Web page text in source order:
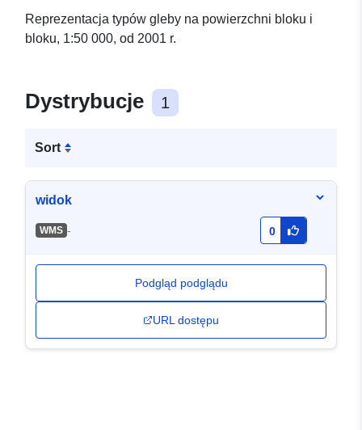
Reprezentacja typów gleby na powierzchni bloku i
bloku, 1:50 000, od 2001 r.
Dystrybucje 1
Sort
widok
WMS - 0
Podgląd podglądu
URL dostępu